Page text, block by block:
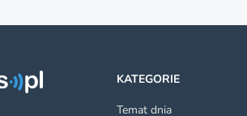
KATEGORIE
Temat dnia